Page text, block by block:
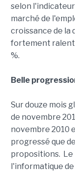
selon
marché de
croissance de la
fortement
%.
Belle
Sur douze mois
de novembre
novembre 2010
progressé que
propositions. Le
l'informatique